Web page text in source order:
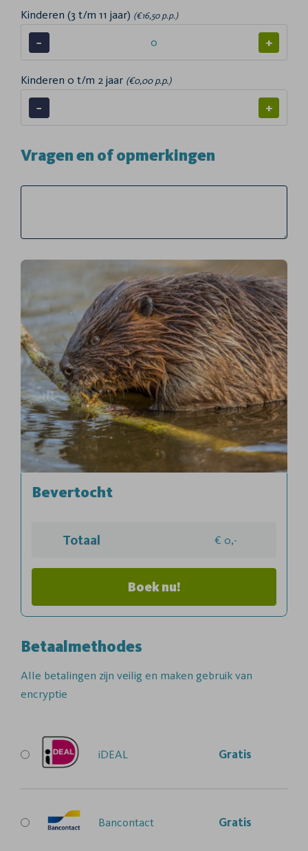
Kinderen (3 t/m 11 jaar) (€16,50 p.p.)
− +
Kinderen 0 t/m 2 jaar (€0,00 p.p.)
− +
Vragen en of opmerkingen
Bevertocht
Totaal 0,-
Boek nu!
Betaalmethodes
Alle betalingen zijn veilig en maken gebruik van
encryptie
iDEAL Gratis
Bancontact Gratis